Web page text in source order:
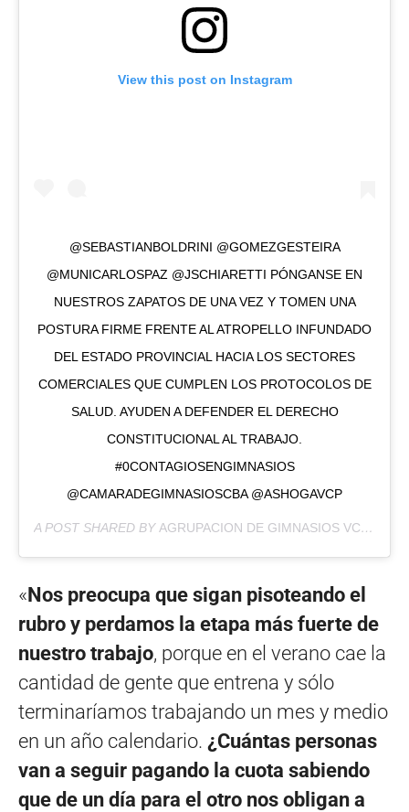
View this post on Instagram
@SEBASTIANBOLDRINI @GOMEZGESTEIRA
@MUNICARLOSPAZ @JSCHIARETTI PÓNGANSE EN
NUESTROS ZAPATOS DE UNA VEZ Y TOMEN UNA
POSTURA FIRME FRENTE AL ATROPELLO INFUNDADO
DEL ESTADO PROVINCIAL HACIA LOS SECTORES
COMERCIALES QUE CUMPLEN LOS PROTOCOLOS DE
SALUD. AYUDEN A DEFENDER EL DERECHO
CONSTITUCIONAL AL TRABAJO.
#0CONTAGIOSENGIMNASIOS
@CAMARADEGIMNASIOSCBA @ASHOGAVCP
A POST SHARED BY AGRUPACION DE GIMNASIOS VCP
«Nos preocupa que sigan pisoteando el
rubro y perdamos la etapa más fuerte de
nuestro trabajo, porque en el verano cae la
cantidad de gente que entrena y sólo
terminaríamos trabajando un mes y medio
en un año calendario. ¿Cuántas personas
van a seguir pagando la cuota sabiendo
que de un día para el otro nos obligan a